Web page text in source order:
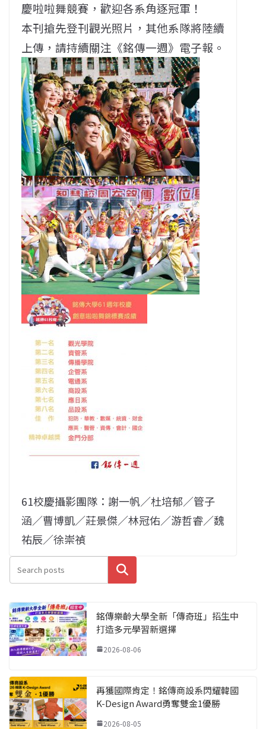
慶啦啦舞競賽，歡迎各系角逐冠軍！
本刊搶先登刊觀光照片，其他系隊將陸續
上傳，請持續關注《銘傳一週》電子報。
61校慶攝影團隊：謝一帆／杜培郁／管子
涵／曹博凱／莊景傑／林冠佑／游哲睿／魏
祐辰／徐崇禎
搜尋
銘傳樂齡大學全新「傳奇班」招生中
打造多元學習新選擇
2026-08-06
再獲國際肯定！銘傳商設系閃耀韓國
K-Design Award勇奪雙金1優勝
2026-08-05